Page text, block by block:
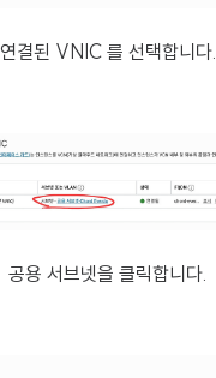
연결된 VNIC 를 선택합니다.
공용 서브넷을 클릭합니다.